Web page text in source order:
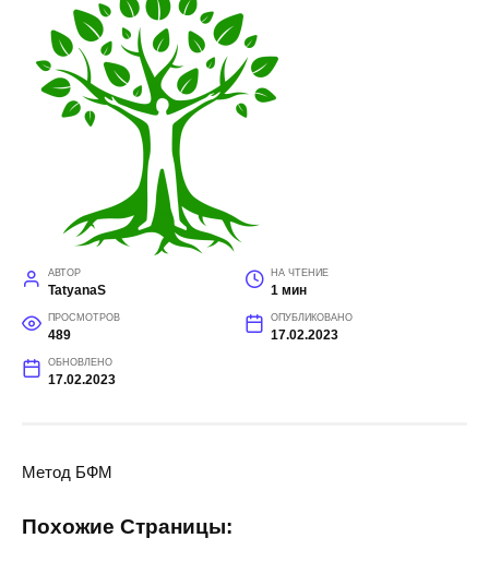
АВТОР
TatyanaS
НА ЧТЕНИЕ
1 мин
ПРОСМОТРОВ
489
ОПУБЛИКОВАНО
17.02.2023
ОБНОВЛЕНО
17.02.2023
Метод БФМ
Похожие Страницы: